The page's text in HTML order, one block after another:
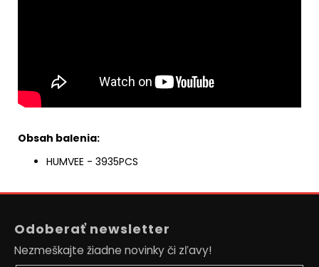
Obsah balenia:
HUMVEE - 3935PCS
Odoberať newsletter
Nezmeškajte žiadne novinky či zľavy!